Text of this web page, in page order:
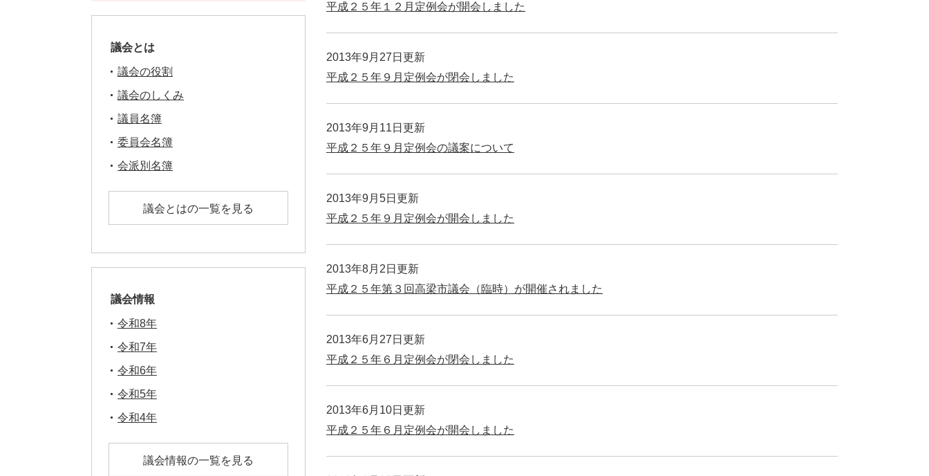
平成２５年１２月定例会が開会しました
2013年9月27日更新
平成２５年９月定例会が閉会しました
2013年9月11日更新
平成２５年９月定例会の議案について
2013年9月5日更新
平成２５年９月定例会が開会しました
2013年8月2日更新
平成２５年第３回高梁市議会（臨時）が開催されました
2013年6月27日更新
平成２５年６月定例会が閉会しました
2013年6月10日更新
平成２５年６月定例会が開会しました
議会とは
議会の役割
議会のしくみ
議員名簿
委員会名簿
会派別名簿
議会とはの一覧を見る
議会情報
令和8年
令和7年
令和6年
令和5年
令和4年
議会情報の一覧を見る